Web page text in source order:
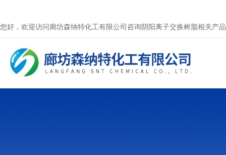
您好，欢迎访问廊坊森纳特化工有限公司咨询阴阳离子交换树脂相关产